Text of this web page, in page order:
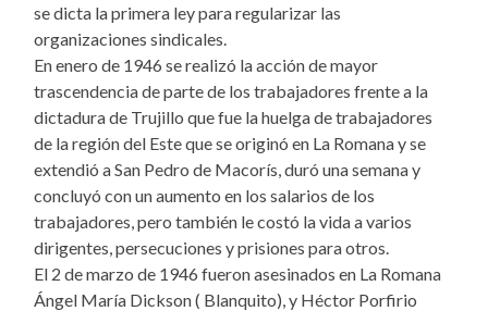
se dicta la primera ley para regularizar las
organizaciones sindicales.
En enero de 1946 se realizó la acción de mayor
trascendencia de parte de los trabajadores frente a la
dictadura de Trujillo que fue la huelga de trabajadores
de la región del Este que se originó en La Romana y se
extendió a San Pedro de Macorís, duró una semana y
concluyó con un aumento en los salarios de los
trabajadores, pero también le costó la vida a varios
dirigentes, persecuciones y prisiones para otros.
El 2 de marzo de 1946 fueron asesinados en La Romana
Ángel María Dickson ( Blanquito), y Héctor Porfirio